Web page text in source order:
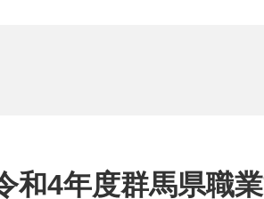
和4年度群馬県職